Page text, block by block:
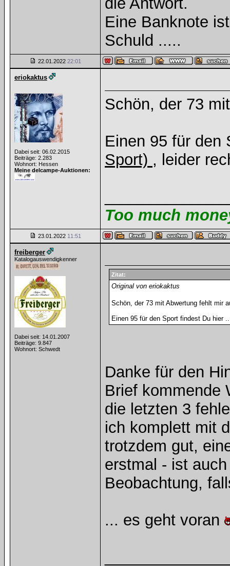
Eine Banknote
Schuld .....
22.01.2022 22:01
eriokaktus
Dabei seit: 06.02.2015
Beiträge: 2.283
Wohnort: Hessen
Meine delcampe-Auktionen:
Schön, der 73
Einen 95 für
Sport) , leider
Too much
23.01.2022 11:51
freiberger
Katalogauswendigkenner
Dabei seit: 14.01.2007
Beiträge: 9.847
Wohnort: Schwedt
Zitat:
Original von eriokaktus
Schön, der 73 mit Abwertung fehlt mir
Einen 95 für den Sport findest Du hier
Danke für den
Brief kommende
die letzten 3
ich komplett mit
trotzdem gut,
erstmal - ist
Beobachtung,
... es geht voran